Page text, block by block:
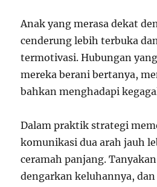
Anak yang merasa dekat
cenderung lebih terbuka
termotivasi. Hubungan
mereka berani bertanya,
bahkan menghadapi
Dalam praktik strategi
komunikasi dua arah jauh
ceramah panjang.
dengarkan keluhannya,